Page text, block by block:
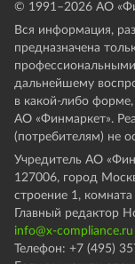
© 1991–2026 АО
Вся информация,
предназначена
дальнейшему
в какой-либо
АО «Финмаркет».
(потребителям) не
Учредитель АО
127006, город
строение 1,
Главный редактор
info@x-compliance.ru
Телефон: +7 (495)